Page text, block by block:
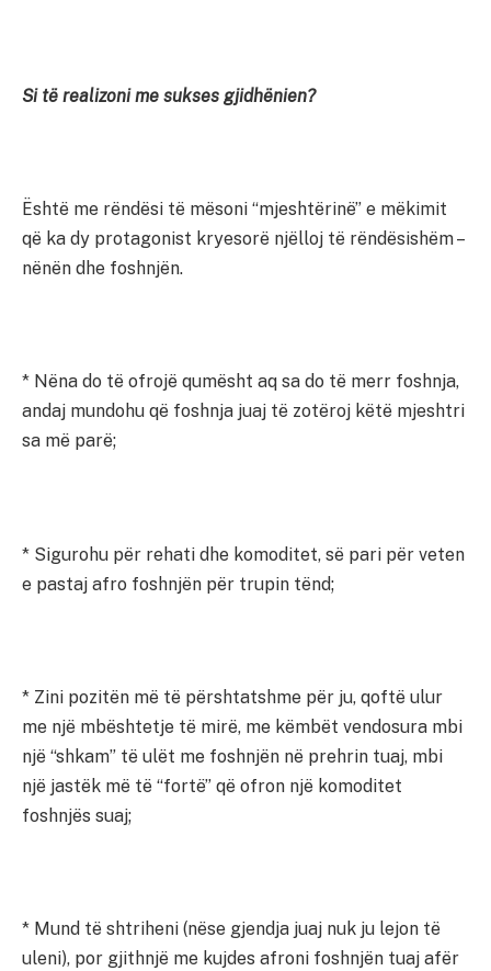
Si të realizoni me sukses gjidhënien?
Është me rëndësi të mësoni “mjeshtërinë” e mëkimit
që ka dy protagonist kryesorë njëlloj të rëndësishëm –
nënën dhe foshnjën.
* Nëna do të ofrojë qumësht aq sa do të merr foshnja,
andaj mundohu që foshnja juaj të zotëroj këtë mjeshtri
sa më parë;
* Sigurohu për rehati dhe komoditet, së pari për veten
e pastaj afro foshnjën për trupin tënd;
* Zini pozitën më të përshtatshme për ju, qoftë ulur
me një mbështetje të mirë, me këmbët vendosura mbi
një “shkam” të ulët me foshnjën në prehrin tuaj, mbi
një jastëk më të “fortë” që ofron një komoditet
foshnjës suaj;
* Mund të shtriheni (nëse gjendja juaj nuk ju lejon të
uleni), por gjithnjë me kujdes afroni foshnjën tuaj afër